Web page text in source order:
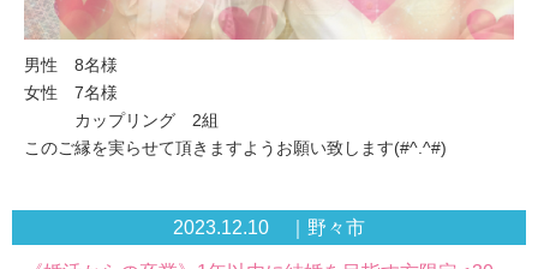
男性 8名様
女性 7名様
カップリング 2組
このご縁を実らせて頂きますようお願い致します(#^.^#)
2023.12.10 ｜野々市